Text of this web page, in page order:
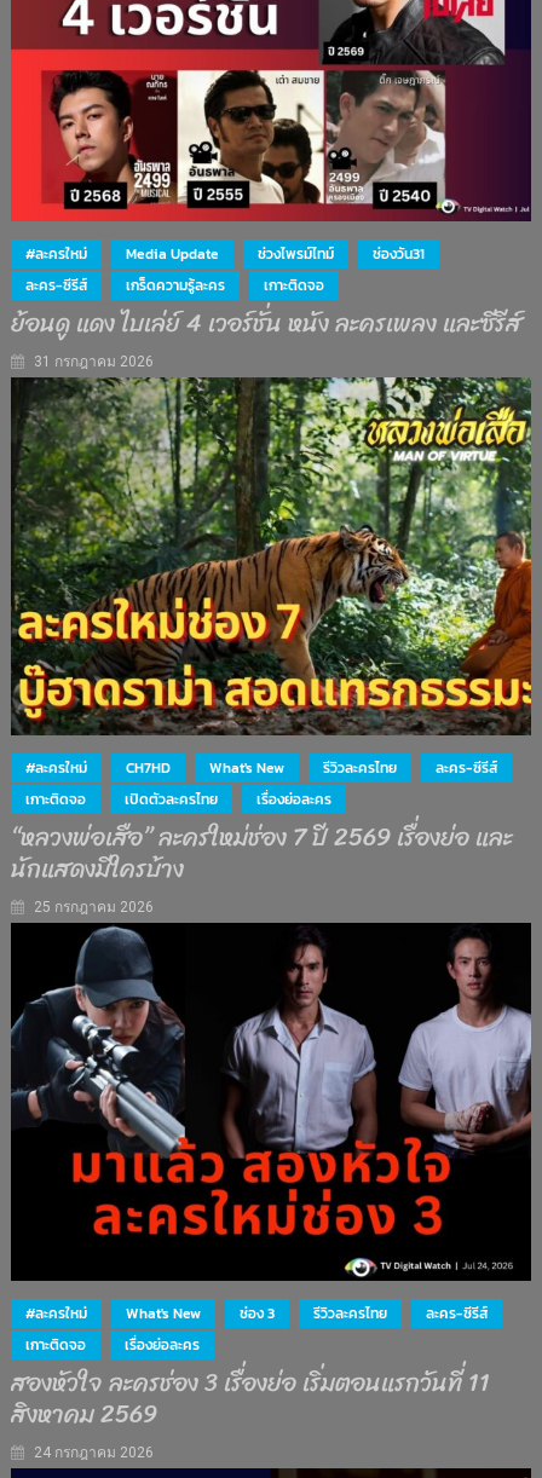
#ละครใหม่ Media Update ช่วงไพรม์ไทม์
ช่องวัน31
ละคร-ซีรีส์
เกร็ดความรู้ละคร เกาะติดจอ
ย้อนดู แดง ไบเล่ย์ 4 เวอร์ชั่น หนัง ละครเพลง และซีรีส์
31 กรกฎาคม 2026
#ละครใหม่ CH7HD What's New รีวิวละครไทย
ละคร-ซีรีส์
เกาะติดจอ
เปิดตัวละครไทย เรื่องย่อละคร
“หลวงพ่อเสือ” ละครใหม่ช่อง 7 ปี 2569 เรื่องย่อ และ
นักแสดงมีใครบ้าง
25 กรกฎาคม 2026
#ละครใหม่ What's New ช่อง 3 รีวิวละครไทย
ละคร-ซีรีส์
เกาะติดจอ
เรื่องย่อละคร
สองหัวใจ ละครช่อง 3 เรื่องย่อ เริ่มตอนแรกวันที่ 11
สิงหาคม 2569
24 กรกฎาคม 2026